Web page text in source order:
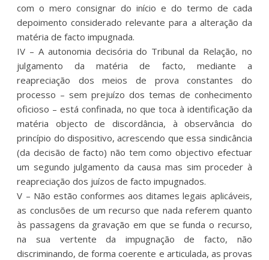
com o mero consignar do início e do termo de cada
depoimento considerado relevante para a alteração da
matéria de facto impugnada.
IV – A autonomia decisória do Tribunal da Relação, no
julgamento da matéria de facto, mediante a
reapreciação dos meios de prova constantes do
processo – sem prejuízo dos temas de conhecimento
oficioso – está confinada, no que toca à identificação da
matéria objecto de discordância, à observância do
princípio do dispositivo, acrescendo que essa sindicância
(da decisão de facto) não tem como objectivo efectuar
um segundo julgamento da causa mas sim proceder à
reapreciação dos juízos de facto impugnados.
V – Não estão conformes aos ditames legais aplicáveis,
as conclusões de um recurso que nada referem quanto
às passagens da gravação em que se funda o recurso,
na sua vertente da impugnação de facto, não
discriminando, de forma coerente e articulada, as provas